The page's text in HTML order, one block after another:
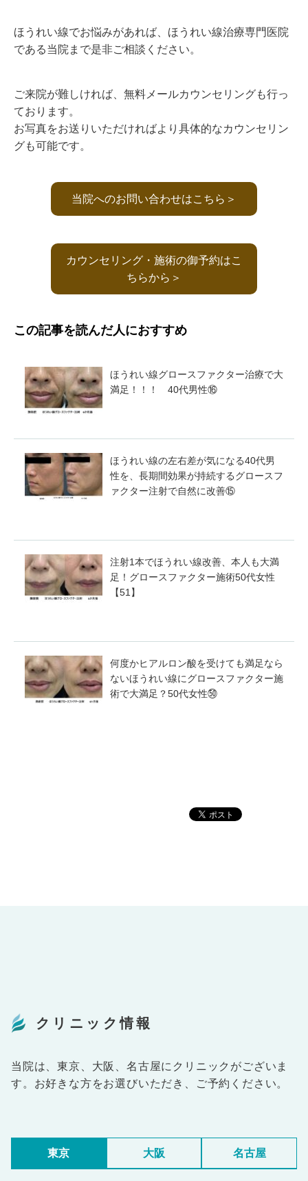
ほうれい線でお悩みがあれば、ほうれい線治療専門医院
である当院まで是非ご相談ください。
ご来院が難しければ、無料メールカウンセリングも行っ
ております。
お写真をお送りいただければより具体的なカウンセリン
グも可能です。
当院へのお問い合わせはこちら＞
カウンセリング・施術の御予約はこ
ちらから＞
この記事を読んだ人におすすめ
ほうれい線グロースファクター治療で大
満足！！！ 40代男性⑯
ほうれい線の左右差が気になる40代男
性を、長期間効果が持続するグロースフ
ァクター注射で自然に改善⑮
注射1本でほうれい線改善、本人も大満
足！グロースファクター施術50代女性
【51】
何度かヒアルロン酸を受けても満足なら
ないほうれい線にグロースファクター施
術で大満足？50代女性㊿
クリニック情報
当院は、東京、大阪、名古屋にクリニックがございま
す。お好きな方をお選びいただき、ご予約ください。
東京 大阪 名古屋